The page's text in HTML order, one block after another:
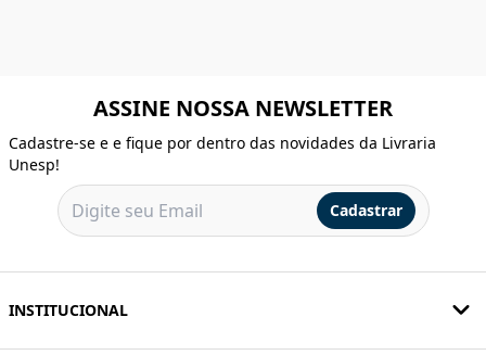
ASSINE NOSSA NEWSLETTER
Cadastre-se e e fique por dentro das novidades da Livraria
Unesp!
Cadastrar
INSTITUCIONAL